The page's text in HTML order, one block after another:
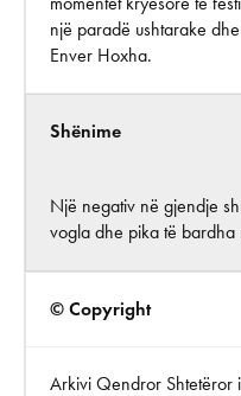
një paradë ushtarake
Enver Hoxha.
Shënime
Një negativ në gjendje
vogla dhe pika të bardha
© Copyright
Arkivi Qendror Shtetëror